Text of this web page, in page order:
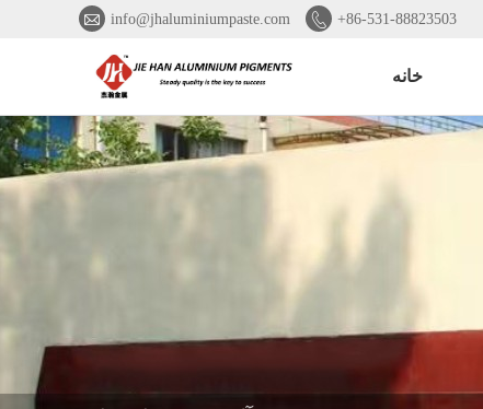
 info@jhaluminiumpaste.com  +86-531-88823503
خانه